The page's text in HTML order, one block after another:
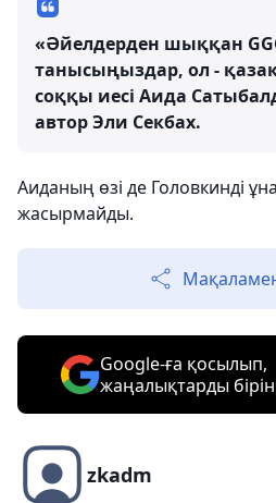
«Әйелдерден шыққан
танысыңыздар, ол -
соққы иесі Аида
автор Эли Секбах.
Аиданың өзі де Головкинді
жасырмайды.
Google-ға қосылып,
жаңалықтарды
zkadm